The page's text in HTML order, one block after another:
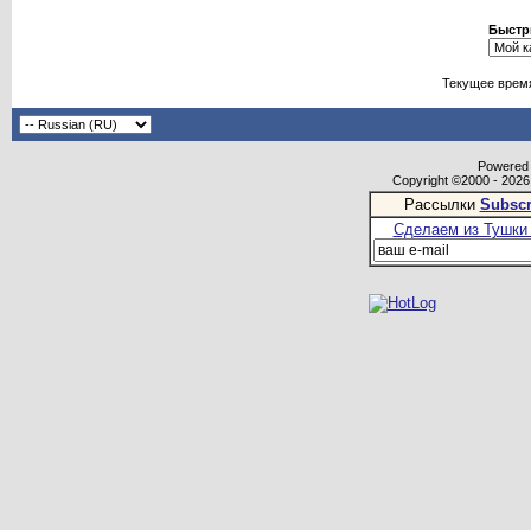
Текущее
Copyright ©2000 -
Рассылки
Сделаем из Тушки